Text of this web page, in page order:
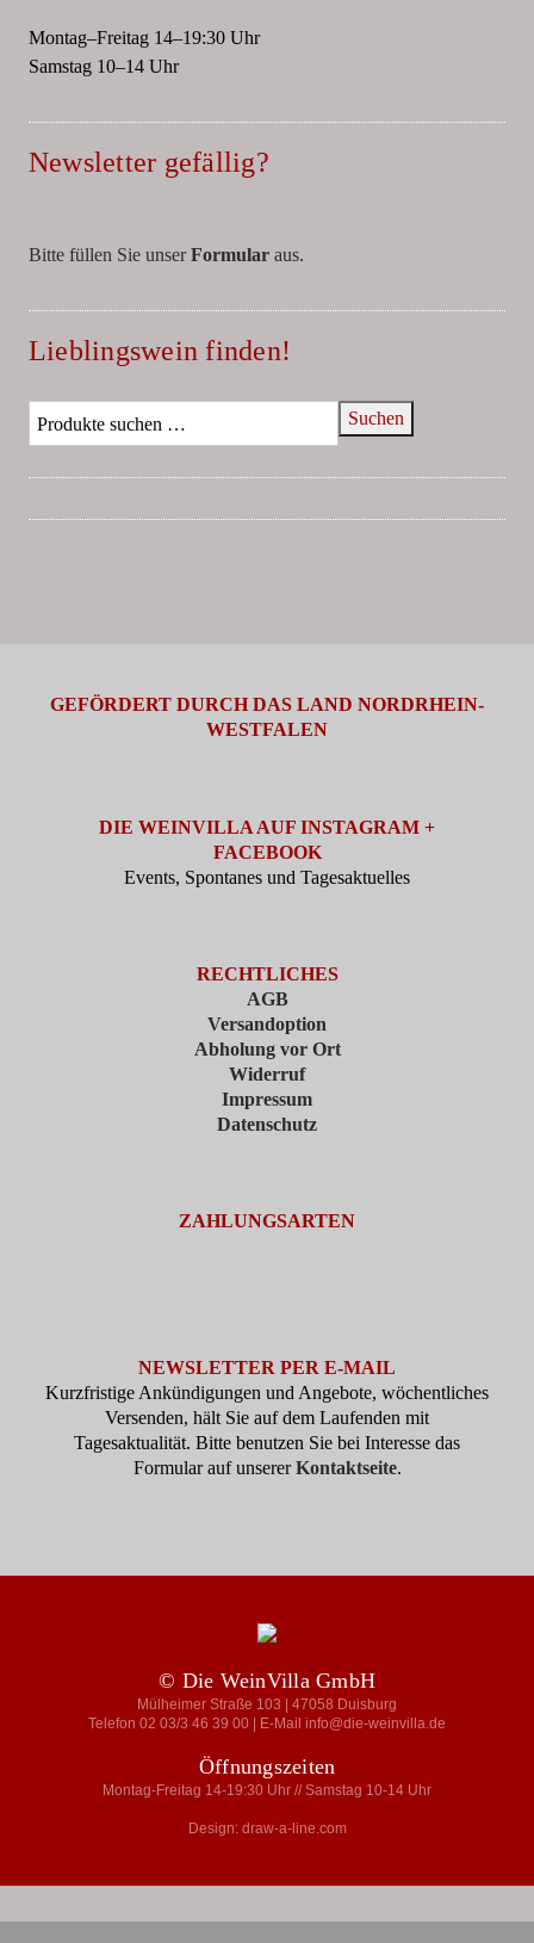
Montag–Freitag 14–19:30 Uhr
Samstag 10–14 Uhr
Newsletter gefällig?
Bitte füllen Sie unserFormularaus.
Lieblingswein finden!
Suchen
GEFÖRDERT DURCH DAS LAND NORDRHEIN-
WESTFALEN
DIE WEINVILLA AUF INSTAGRAM +
FACEBOOK
Events, Spontanes und Tagesaktuelles
RECHTLICHES
AGB
Versandoption
Abholung vor Ort
Widerruf
Impressum
Datenschutz
ZAHLUNGSARTEN
NEWSLETTER PER E-MAIL
Kurzfristige Ankündigungen und Angebote, wöchentliches
Versenden, hält Sie auf dem Laufenden mit
Tagesaktualität. Bitte benutzen Sie bei Interesse das
Formular auf unsererKontaktseite.
© Die WeinVilla GmbH
Mülheimer Straße 103 | 47058 Duisburg
Telefon 02 03/3 46 39 00 | E-Mail info@die-weinvilla.de
Öffnungszeiten
Montag-Freitag 14-19:30 Uhr // Samstag 10-14 Uhr
Design: draw-a-line.com